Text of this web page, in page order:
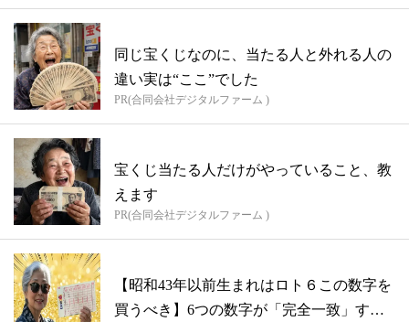
同じ宝くじなのに、当たる人と外れる人の
違い実は“ここ”でした
PR(合同会社デジタルファーム )
宝くじ当たる人だけがやっていること、教
えます
PR(合同会社デジタルファーム )
【昭和43年以前生まれはロト６この数字を
買うべき】6つの数字が「完全一致」する